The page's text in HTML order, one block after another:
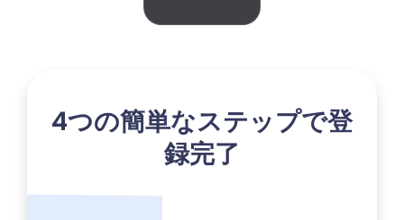
4つの簡単なステップで登
録完了